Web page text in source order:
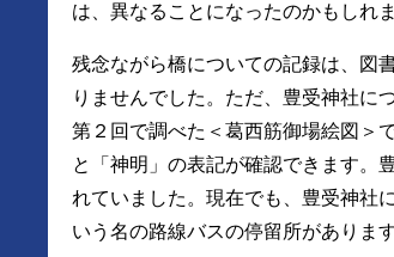
は、異なることになったのかもしれま
残念ながら橋についての記録は、図
りませんでした。ただ、豊受神社に
第２回で調べた＜葛西筋御場絵図＞
と「神明」の表記が確認できます。
れていました。現在でも、豊受神社
いう名の路線バスの停留所があります